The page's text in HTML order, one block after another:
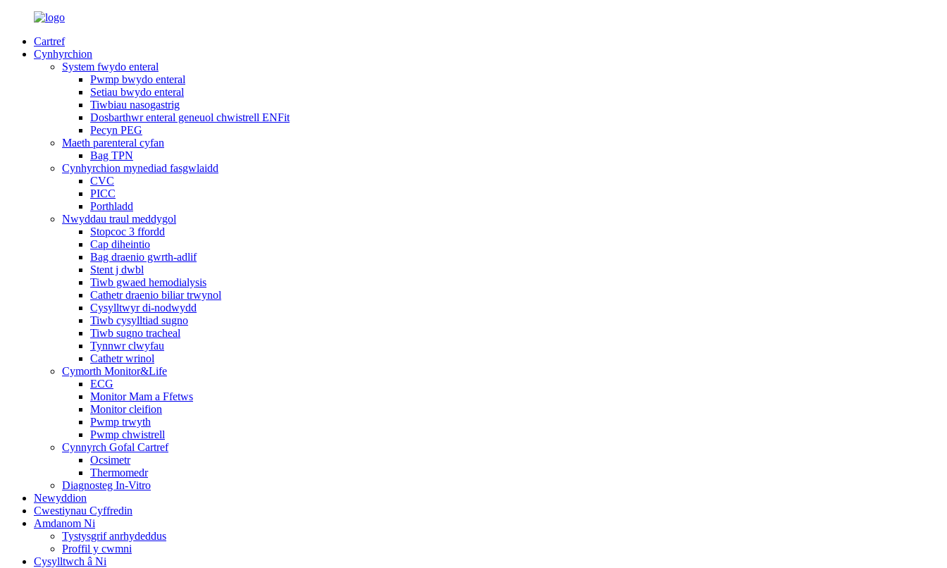
Cartref
Cynhyrchion
System fwydo enteral
Pwmp bwydo enteral
Setiau bwydo enteral
Tiwbiau nasogastrig
Dosbarthwr enteral geneuol chwistrell ENFit
Pecyn PEG
Maeth parenteral cyfan
Bag TPN
Cynhyrchion mynediad fasgwlaidd
CVC
PICC
Porthladd
Nwyddau traul meddygol
Stopcoc 3 ffordd
Cap diheintio
Bag draenio gwrth-adlif
Stent j dwbl
Tiwb gwaed hemodialysis
Cathetr draenio biliar trwynol
Cysylltwyr di-nodwydd
Tiwb cysylltiad sugno
Tiwb sugno tracheal
Tynnwr clwyfau
Cathetr wrinol
Cymorth Monitor&Life
ECG
Monitor Mam a Ffetws
Monitor cleifion
Pwmp trwyth
Pwmp chwistrell
Cynnyrch Gofal Cartref
Ocsimetr
Thermomedr
Diagnosteg In-Vitro
Newyddion
Cwestiynau Cyffredin
Amdanom Ni
Tystysgrif anrhydeddus
Proffil y cwmni
Cysylltwch â Ni